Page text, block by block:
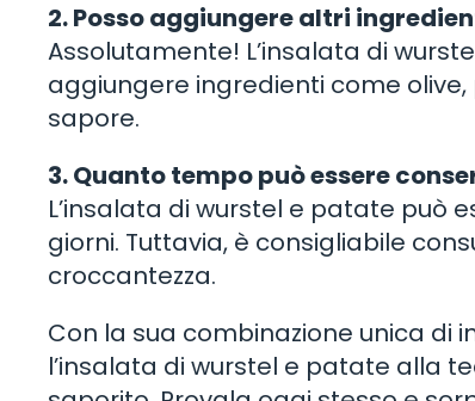
2. Posso aggiungere altri
Assolutamente! L’insalata di
aggiungere ingredienti come
sapore.
3. Quanto tempo può essere
L’insalata di wurstel e patate può
giorni. Tuttavia, è consigliabile
croccantezza.
Con la sua combinazione unica di
l’insalata di wurstel e patate alla